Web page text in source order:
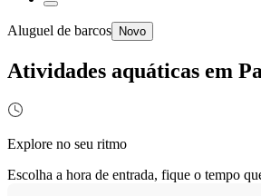
Aluguel de barcos Novo
Atividades aquáticas em
Explore no seu ritmo
Escolha a hora de entrada, fique o tempo